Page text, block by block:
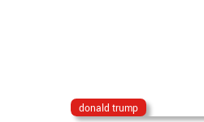
donald trump